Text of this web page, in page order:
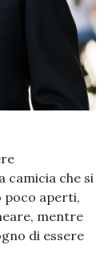
camicia che si
poco aperti,
mentre
di essere